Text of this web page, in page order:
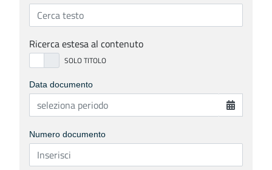
Ricerca estesa al contenuto
Data documento
Numero documento